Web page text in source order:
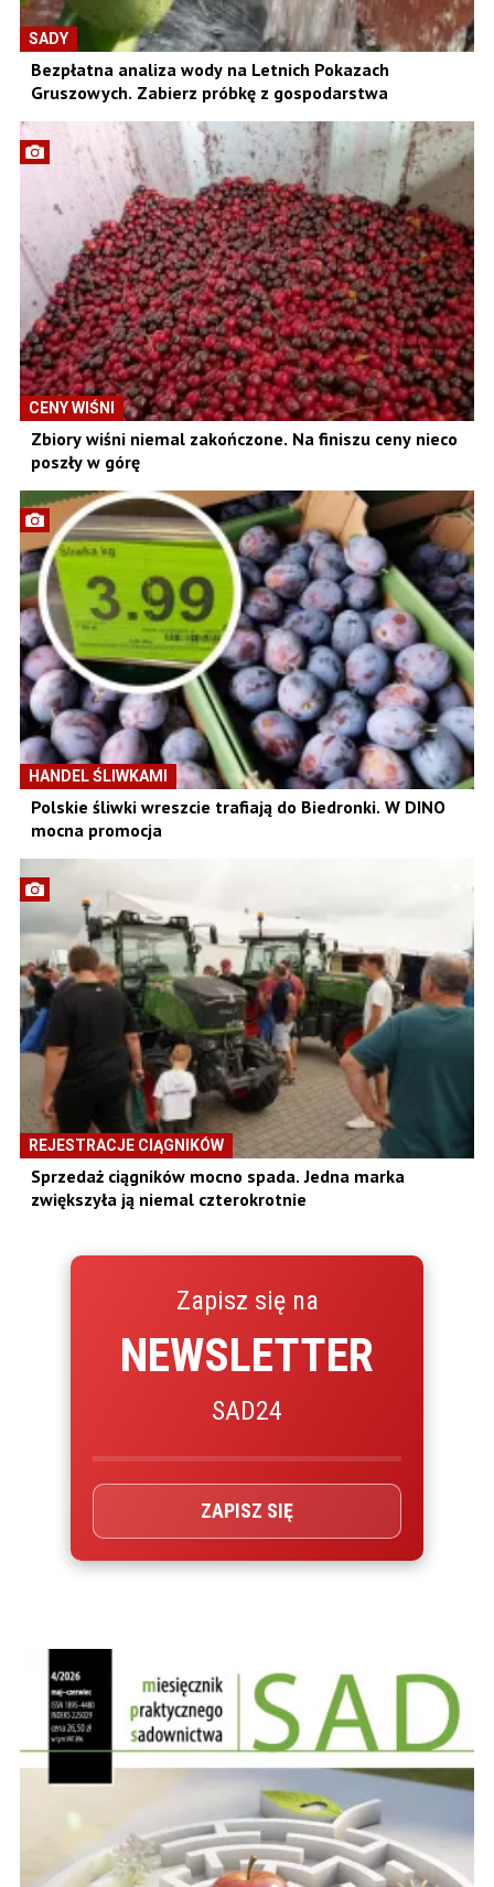
SADY
Bezpłatna analiza wody na Letnich Pokazach
Gruszowych. Zabierz próbkę z gospodarstwa
CENY WIŚNI
Zbiory wiśni niemal zakończone. Na finiszu ceny nieco
poszły w górę
HANDEL ŚLIWKAMI
Polskie śliwki wreszcie trafiają do Biedronki. W DINO
mocna promocja
REJESTRACJE CIĄGNIKÓW
Sprzedaż ciągników mocno spada. Jedna marka
zwiększyła ją niemal czterokrotnie
Zapisz się na
NEWSLETTER
SAD24
ZAPISZ SIĘ